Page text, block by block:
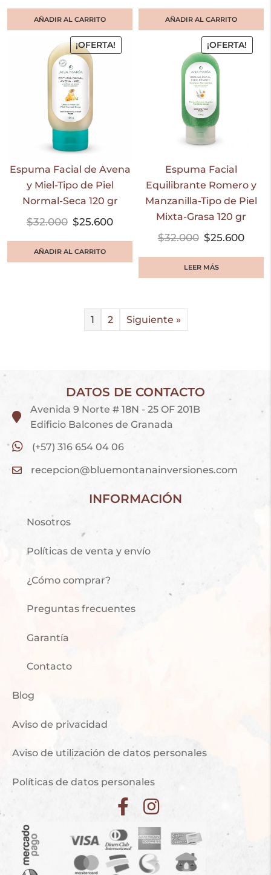
AÑADIR AL CARRITO AÑADIR AL CARRITO
¡OFERTA!
Espuma Facial de Avena
y Miel-Tipo de Piel
Normal-Seca 120 gr
$32.000 $25.600
AÑADIR AL CARRITO
¡OFERTA!
Espuma Facial
Equilibrante Romero y
Manzanilla-Tipo de Piel
Mixta-Grasa 120 gr
$32.000 $25.600
LEER MÁS
1 2 Siguiente »
DATOS DE CONTACTO
Avenida 9 Norte # 18N - 25 OF 201B
Edificio Balcones de Granada
(+57) 316 654 04 06
recepcion@bluemontanainversiones.com
INFORMACIÓN
Nosotros
Políticas de venta y envío
¿Cómo comprar?
Preguntas frecuentes
Garantía
Contacto
Blog
Aviso de privacidad
Aviso de utilización de datos personales
Políticas de datos personales